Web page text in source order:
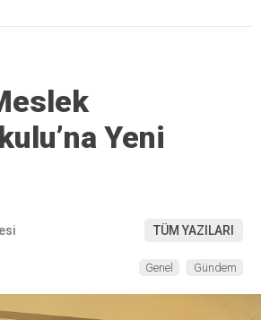
Yeni
TÜM YAZILARI
Genel Gündem